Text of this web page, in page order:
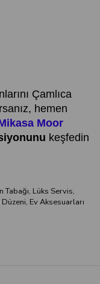
Çamlıca
hemen
Moor
keşfedin
Lüks Servis,
Ev Aksesuarları